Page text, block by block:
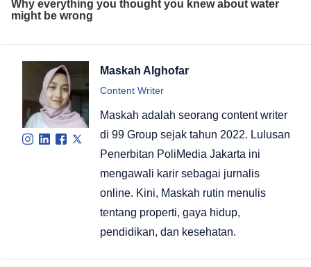
Maskah Alghofar
Content Writer
Maskah adalah seorang content writer
di 99 Group sejak tahun 2022. Lulusan
Penerbitan PoliMedia Jakarta ini
mengawali karir sebagai jurnalis
online. Kini, Maskah rutin menulis
tentang properti, gaya hidup,
pendidikan, dan kesehatan.